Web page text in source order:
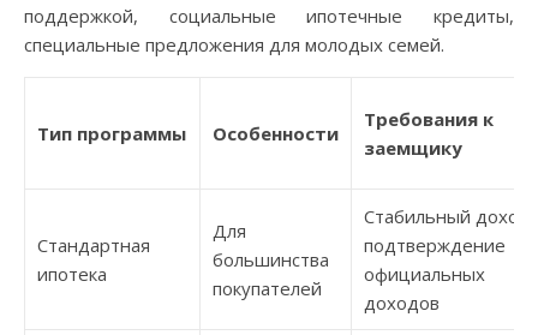
поддержкой, социальные ипотечные кредиты,
специальные предложения для молодых семей.
Тип программы Особенности
Требования к
заемщику
Стандартная
ипотека
Для
большинства
покупателей
Стабильный доход,
подтверждение
официальных
доходов